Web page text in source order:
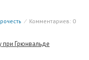
⁄ Комментариев: 0
при Грюнвальде